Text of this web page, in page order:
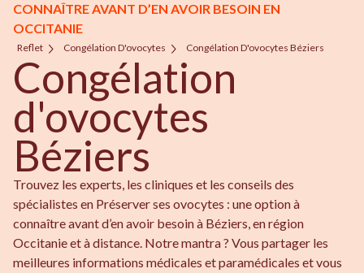
CONNAÎTRE AVANT D’EN AVOIR BESOIN EN
OCCITANIE
Reflet Congélation D'ovocytes Congélation D'ovocytes Béziers
Congélation
d'ovocytes
Béziers
Trouvez les experts, les cliniques et les conseils des
spécialistes en Préserver ses ovocytes : une option à
connaître avant d’en avoir besoin à Béziers, en région
Occitanie et à distance. Notre mantra ? Vous partager les
meilleures informations médicales et paramédicales et vous